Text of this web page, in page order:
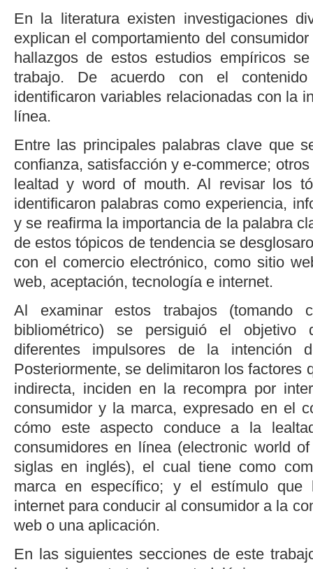
En la literatura existen investigaciones
explican el comportamiento del
hallazgos de estos estudios empíricos
trabajo. De acuerdo con el
identificaron variables relacionadas con la
línea.
Entre las principales palabras clave que
confianza, satisfacción y e-commerce;
lealtad y word of mouth. Al revisar los
identificaron palabras como experiencia,
y se reafirma la importancia de la palabra
de estos tópicos de tendencia se
con el comercio electrónico, como sitio
web, aceptación, tecnología e internet.
Al examinar estos trabajos (tomando
bibliométrico) se persiguió el objetivo
diferentes impulsores de la intención
Posteriormente, se delimitaron los factores
indirecta, inciden en la recompra por
consumidor y la marca, expresado en el
cómo este aspecto conduce a la
consumidores en línea (electronic world
siglas en inglés), el cual tiene como
marca en específico; y el estímulo que
internet para conducir al consumidor a la
web o una aplicación.
En las siguientes secciones de este